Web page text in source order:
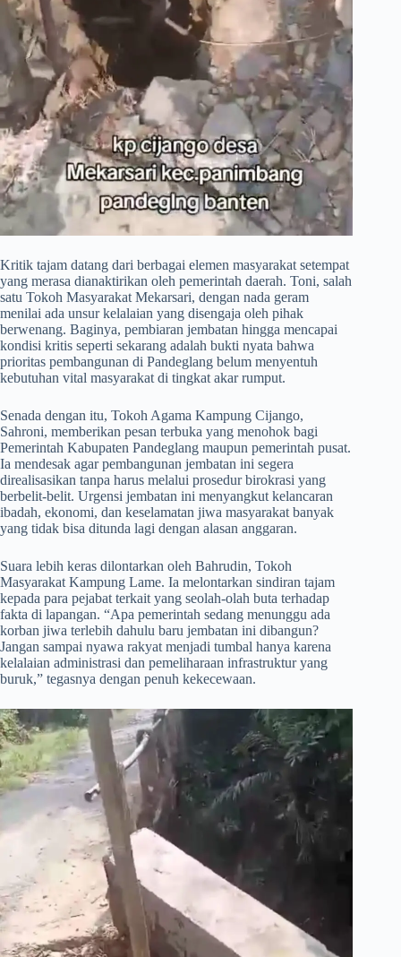
​Kritik tajam datang dari berbagai elemen masyarakat setempat
yang merasa dianaktirikan oleh pemerintah daerah. Toni, salah
satu Tokoh Masyarakat Mekarsari, dengan nada geram
menilai ada unsur kelalaian yang disengaja oleh pihak
berwenang. Baginya, pembiaran jembatan hingga mencapai
kondisi kritis seperti sekarang adalah bukti nyata bahwa
prioritas pembangunan di Pandeglang belum menyentuh
kebutuhan vital masyarakat di tingkat akar rumput.
​Senada dengan itu, Tokoh Agama Kampung Cijango,
Sahroni, memberikan pesan terbuka yang menohok bagi
Pemerintah Kabupaten Pandeglang maupun pemerintah pusat.
Ia mendesak agar pembangunan jembatan ini segera
direalisasikan tanpa harus melalui prosedur birokrasi yang
berbelit-belit. Urgensi jembatan ini menyangkut kelancaran
ibadah, ekonomi, dan keselamatan jiwa masyarakat banyak
yang tidak bisa ditunda lagi dengan alasan anggaran.
​Suara lebih keras dilontarkan oleh Bahrudin, Tokoh
Masyarakat Kampung Lame. Ia melontarkan sindiran tajam
kepada para pejabat terkait yang seolah-olah buta terhadap
fakta di lapangan. “Apa pemerintah sedang menunggu ada
korban jiwa terlebih dahulu baru jembatan ini dibangun?
Jangan sampai nyawa rakyat menjadi tumbal hanya karena
kelalaian administrasi dan pemeliharaan infrastruktur yang
buruk,” tegasnya dengan penuh kekecewaan.